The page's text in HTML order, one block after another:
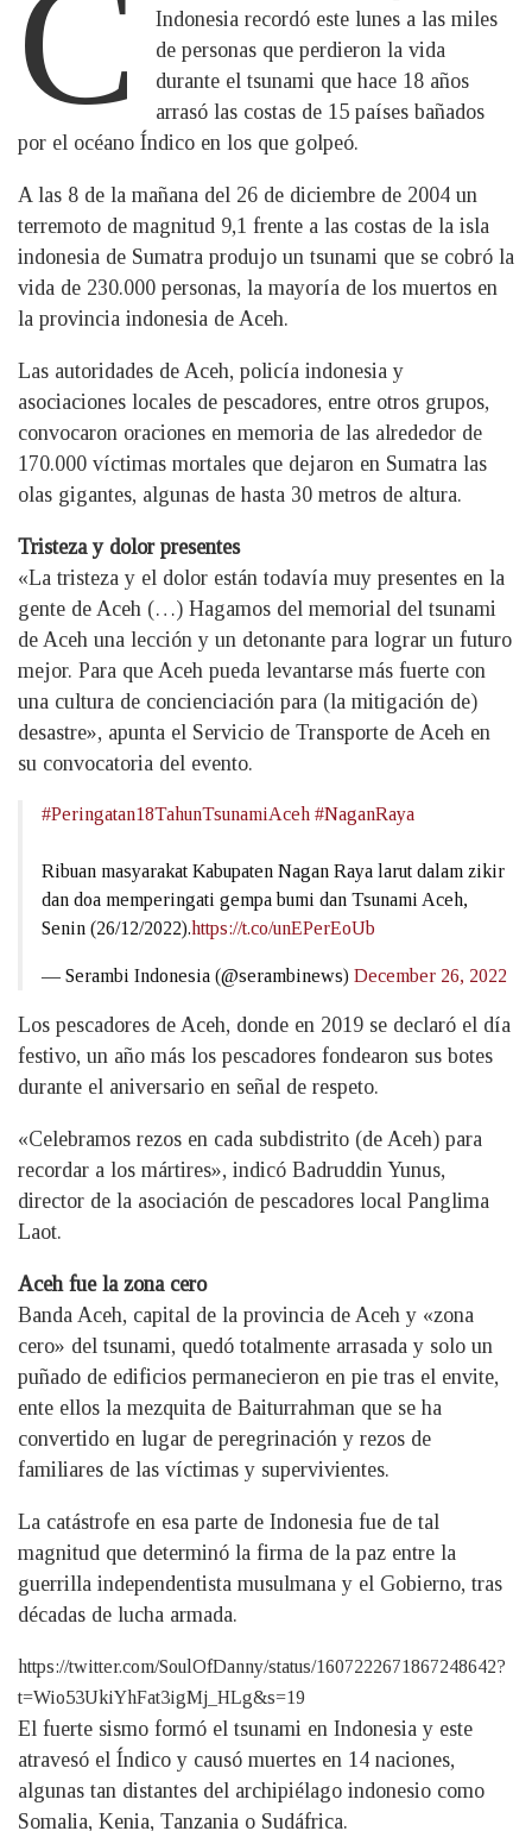
C
Indonesia recordó este lunes a las miles
de personas que perdieron la vida
durante el tsunami que hace 18 años
arrasó las costas de 15 países bañados
por el océano Índico en los que golpeó.
A las 8 de la mañana del 26 de diciembre de 2004 un
terremoto de magnitud 9,1 frente a las costas de la isla
indonesia de Sumatra produjo un tsunami que se cobró la
vida de 230.000 personas, la mayoría de los muertos en
la provincia indonesia de Aceh.
Las autoridades de Aceh, policía indonesia y
asociaciones locales de pescadores, entre otros grupos,
convocaron oraciones en memoria de las alrededor de
170.000 víctimas mortales que dejaron en Sumatra las
olas gigantes, algunas de hasta 30 metros de altura.
Tristeza y dolor presentes
«La tristeza y el dolor están todavía muy presentes en la
gente de Aceh (…) Hagamos del memorial del tsunami
de Aceh una lección y un detonante para lograr un futuro
mejor. Para que Aceh pueda levantarse más fuerte con
una cultura de concienciación para (la mitigación de)
desastre», apunta el Servicio de Transporte de Aceh en
su convocatoria del evento.
#Peringatan18TahunTsunamiAceh #NaganRaya
Ribuan masyarakat Kabupaten Nagan Raya larut dalam zikir
dan doa memperingati gempa bumi dan Tsunami Aceh,
Senin (26/12/2022).https://t.co/unEPerEoUb
— Serambi Indonesia (@serambinews) December 26, 2022
Los pescadores de Aceh, donde en 2019 se declaró el día
festivo, un año más los pescadores fondearon sus botes
durante el aniversario en señal de respeto.
«Celebramos rezos en cada subdistrito (de Aceh) para
recordar a los mártires», indicó Badruddin Yunus,
director de la asociación de pescadores local Panglima
Laot.
Aceh fue la zona cero
Banda Aceh, capital de la provincia de Aceh y «zona
cero» del tsunami, quedó totalmente arrasada y solo un
puñado de edificios permanecieron en pie tras el envite,
ente ellos la mezquita de Baiturrahman que se ha
convertido en lugar de peregrinación y rezos de
familiares de las víctimas y supervivientes.
La catástrofe en esa parte de Indonesia fue de tal
magnitud que determinó la firma de la paz entre la
guerrilla independentista musulmana y el Gobierno, tras
décadas de lucha armada.
https://twitter.com/SoulOfDanny/status/1607222671867248642?
t=Wio53UkiYhFat3igMj_HLg&s=19
El fuerte sismo formó el tsunami en Indonesia y este
atravesó el Índico y causó muertes en 14 naciones,
algunas tan distantes del archipiélago indonesio como
Somalia, Kenia, Tanzania o Sudáfrica.